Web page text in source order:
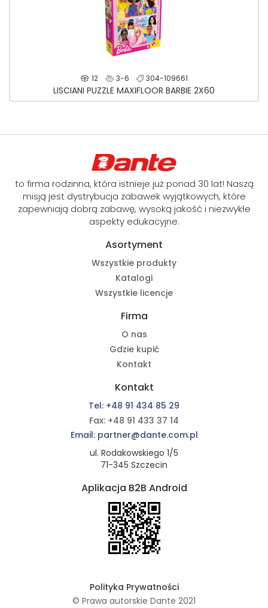
12 3-6 304-109661
LISCIANI PUZZLE MAXIFLOOR BARBIE 2X60
to firma rodzinna, która istnieje już ponad 30 lat! Naszą
misją jest dystrybucja zabawek wyjątkowych, które
zapewniają dobrą zabawę, wysoką jakość i niezwykłe
aspekty edukacyjne.
Asortyment
Wszystkie produkty
Katalogi
Wszystkie licencje
Firma
O nas
Gdzie kupić
Kontakt
Kontakt
Tel: +48 91 434 85 29
Fax: +48 91 433 37 14
Email: partner@dante.com.pl
ul. Rodakowskiego 1/5
71-345 Szczecin
Aplikacja B2B Android
Polityka Prywatności
© Prawa autorskie Dante 2021